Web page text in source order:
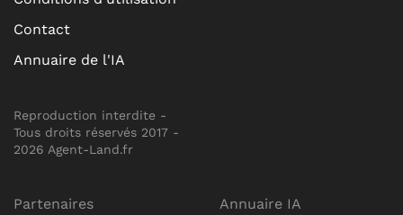
Contact
Annuaire de l'IA
Reproduction interdite -
Tous droits réservés 2017 -
2026 Agent-Land.fr
Partenaires Annuaire IA